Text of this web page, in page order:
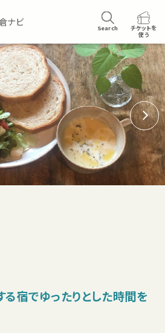
Search
チケットを
使う
る宿でゆったりとした時間を